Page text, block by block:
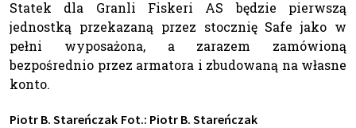
Statek dla Granli Fiskeri AS będzie pierwszą
jednostką przekazaną przez stocznię Safe jako w
pełni wyposażona, a zarazem zamówioną
bezpośrednio przez armatora i zbudowaną na własne
konto.
Piotr B. Stareńczak Fot.: Piotr B. Stareńczak